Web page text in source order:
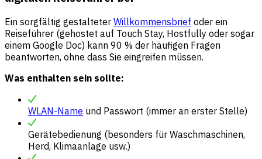
Ein sorgfältig gestalteter Willkommensbrief oder ein
Reiseführer (gehostet auf Touch Stay, Hostfully oder sogar
einem Google Doc) kann 90 % der häufigen Fragen
beantworten, ohne dass Sie eingreifen müssen.
Was enthalten sein sollte:
WLAN-Name und Passwort (immer an erster Stelle)
Gerätebedienung (besonders für Waschmaschinen,
Herd, Klimaanlage usw.)